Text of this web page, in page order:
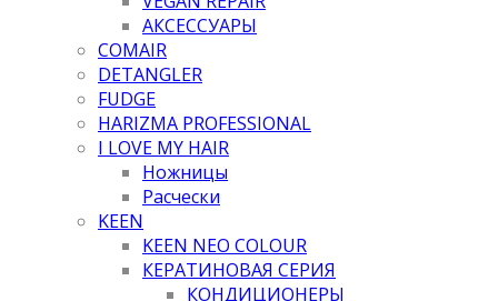
АКСЕССУАРЫ
COMAIR
DETANGLER
FUDGE
HARIZMA PROFESSIONAL
I LOVE MY HAIR
Ножницы
Расчески
KEEN
KEEN NEO COLOUR
КЕРАТИНОВАЯ СЕРИЯ
КОНДИЦИОНЕРЫ